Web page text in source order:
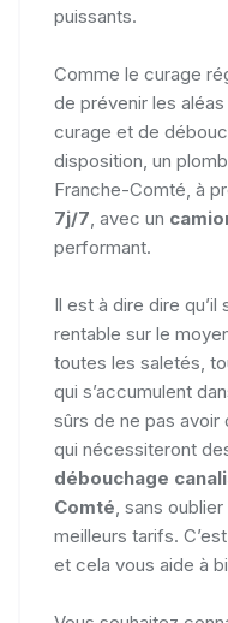
puissants.
Comme le curage
de prévenir les
curage et de
disposition, un
Franche-Comté, à
7j/7, avec un
performant.
Il est à dire dire qu’il
rentable sur le
toutes les saletés,
qui s’accumulent
sûrs de ne pas
qui nécessiteront
débouchage
Comté, sans
meilleurs tarifs.
et cela vous aide à